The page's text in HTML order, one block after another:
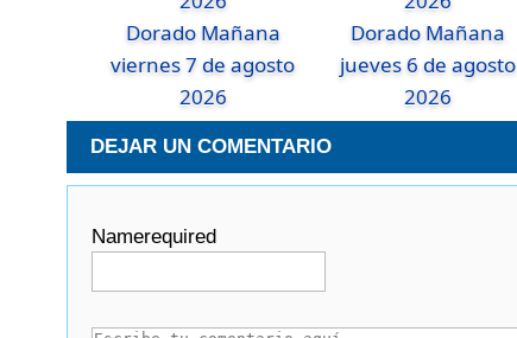
Dorado Mañana
viernes 7 de agosto
2026
Dorado Mañana
jueves 6 de agosto
2026
DEJAR UN COMENTARIO
Namerequired